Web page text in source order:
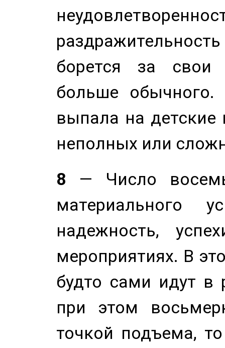
борется за свои
больше
выпала на детские
неполных или
8 — Число
материального
надежность,
мероприятиях. В
будто сами идут в
при этом
точкой подъема,